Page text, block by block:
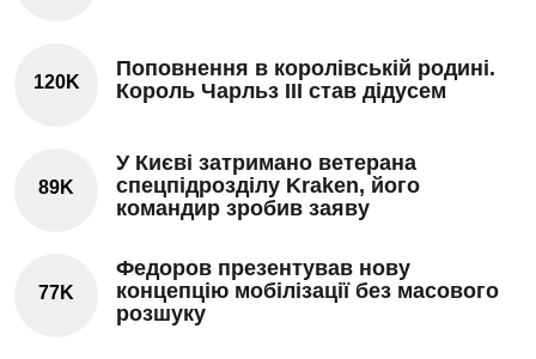
120K
Поповнення в королівській родині.
Король Чарльз III став дідусем
89K
У Києві затримано ветерана
спецпідрозділу Kraken, його
командир зробив заяву
77K
Федоров презентував нову
концепцію мобілізації без масового
розшуку